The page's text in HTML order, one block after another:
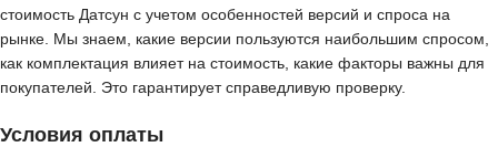
стоимость Датсун с учетом особенностей версий и спроса на
рынке. Мы знаем, какие версии пользуются наибольшим спросом,
как комплектация влияет на стоимость, какие факторы важны для
покупателей. Это гарантирует справедливую проверку.
Условия оплаты